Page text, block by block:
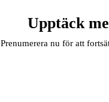
Upptäck
Prenumerera nu för att